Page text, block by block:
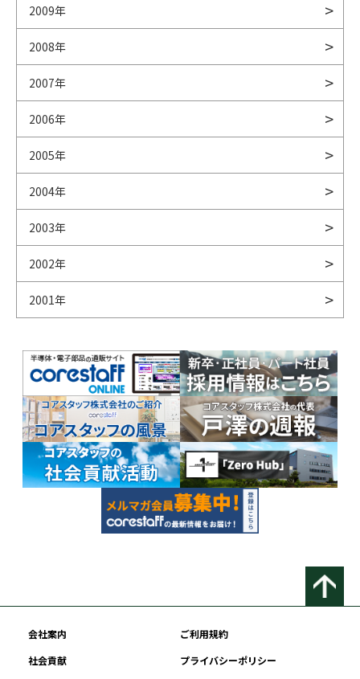
2009年
2008年
2007年
2006年
2005年
2004年
2003年
2002年
2001年
会社案内
ご利用規約
社会貢献
プライバシーポリシー